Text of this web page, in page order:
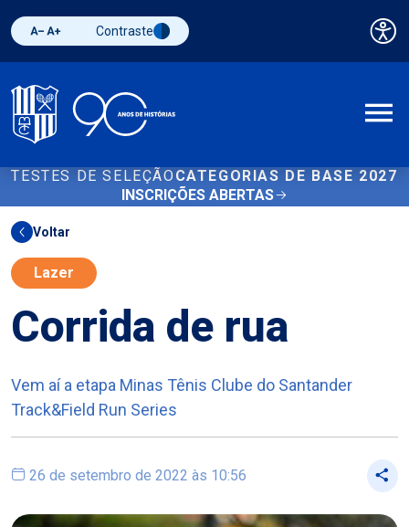
Diminuir fonte
Aumentar fonteAlternar contraste
Contraste
TESTES DE SELEÇÃO CATEGORIAS DE BASE 2027
INSCRIÇÕES ABERTAS
Voltar
Lazer
Corrida de rua
Vem aí a etapa Minas Tênis Clube do Santander
Track&Field Run Series
26 de setembro de 2022 às 10:56